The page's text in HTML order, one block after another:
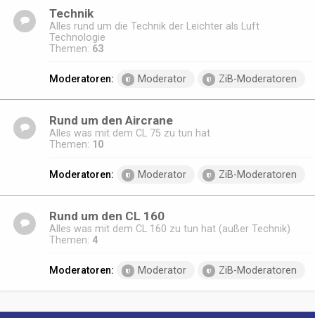
Technik
Alles rund um die Technik der Leichter als Luft
Technologie
Themen: 63
Moderatoren: Moderator ZiB-Moderatoren
Rund um den Aircrane
Alles was mit dem CL 75 zu tun hat
Themen: 10
Moderatoren: Moderator ZiB-Moderatoren
Rund um den CL 160
Alles was mit dem CL 160 zu tun hat (außer Technik)
Themen: 4
Moderatoren: Moderator ZiB-Moderatoren